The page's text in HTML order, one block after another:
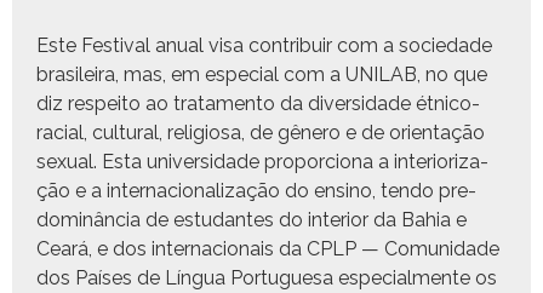
Este Fes­ti­val anu­al visa con­tribuir com a sociedade
brasileira, mas, em espe­cial com a UNILAB, no que
diz respeito ao trata­men­to da diver­si­dade étni­co-
racial, cul­tur­al, reli­giosa, de gênero e de ori­en­tação
sex­u­al. Esta uni­ver­si­dade pro­por­ciona a inte­ri­or­iza­
ção e a inter­na­cional­iza­ção do ensi­no, ten­do pre­
dom­inân­cia de estu­dantes do inte­ri­or da Bahia e
Ceará, e dos inter­na­cionais da CPLP — Comu­nidade
dos País­es de Lín­gua Por­tugue­sa espe­cial­mente os